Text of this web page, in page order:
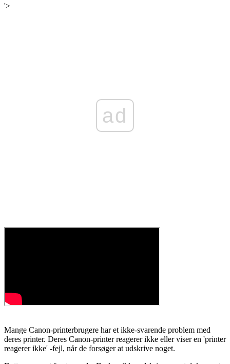
'>
ad
Mange Canon-printerbrugere har et ikke-svarende problem med
deres printer. Deres Canon-printer reagerer ikke eller viser en 'printer
reagerer ikke' -fejl, når de forsøger at udskrive noget.